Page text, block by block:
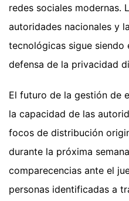
redes sociales modernas.
autoridades nacionales y
tecnológicas sigue siendo
defensa de la privacidad
El futuro de la gestión de
la capacidad de las
focos de distribución
durante la próxima
comparecencias ante el
personas identificadas a